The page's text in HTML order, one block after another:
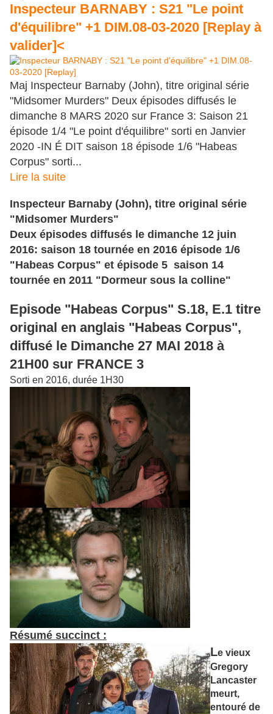
Inspecteur BARNABY : S21 "Le point
d'équilibre" +1 DIM.08-03-2020 [Replay à
valider]<
Maj Inspecteur Barnaby (John), titre original série
"Midsomer Murders" Deux épisodes diffusés le
dimanche 8 MARS 2020 sur France 3: Saison 21
épisode 1/4 "Le point d'équilibre" sorti en Janvier
2020 -IN É DIT saison 18 épisode 1/6 "Habeas
Corpus" sorti...
Lire la suite
Inspecteur Barnaby (John), titre original série
"Midsomer Murders"
Deux épisodes diffusés le dimanche 12 juin
2016: saison 18 tournée en 2016 épisode 1/6
"Habeas Corpus" et épisode 5 saison 14
tournée en 2011 "Dormeur sous la colline"
Episode "Habeas Corpus" S.18, E.1 titre
original en anglais "Habeas Corpus",
diffusé le Dimanche 27 MAI 2018 à
21H00 sur FRANCE 3
Sorti en 2016, durée 1H30
Résumé succinct :
Le vieux
Gregory
Lancaster
meurt,
entouré de